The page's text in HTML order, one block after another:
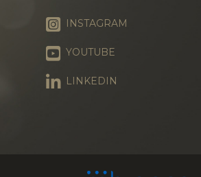
INSTAGRAM
YOUTUBE
LINKEDIN